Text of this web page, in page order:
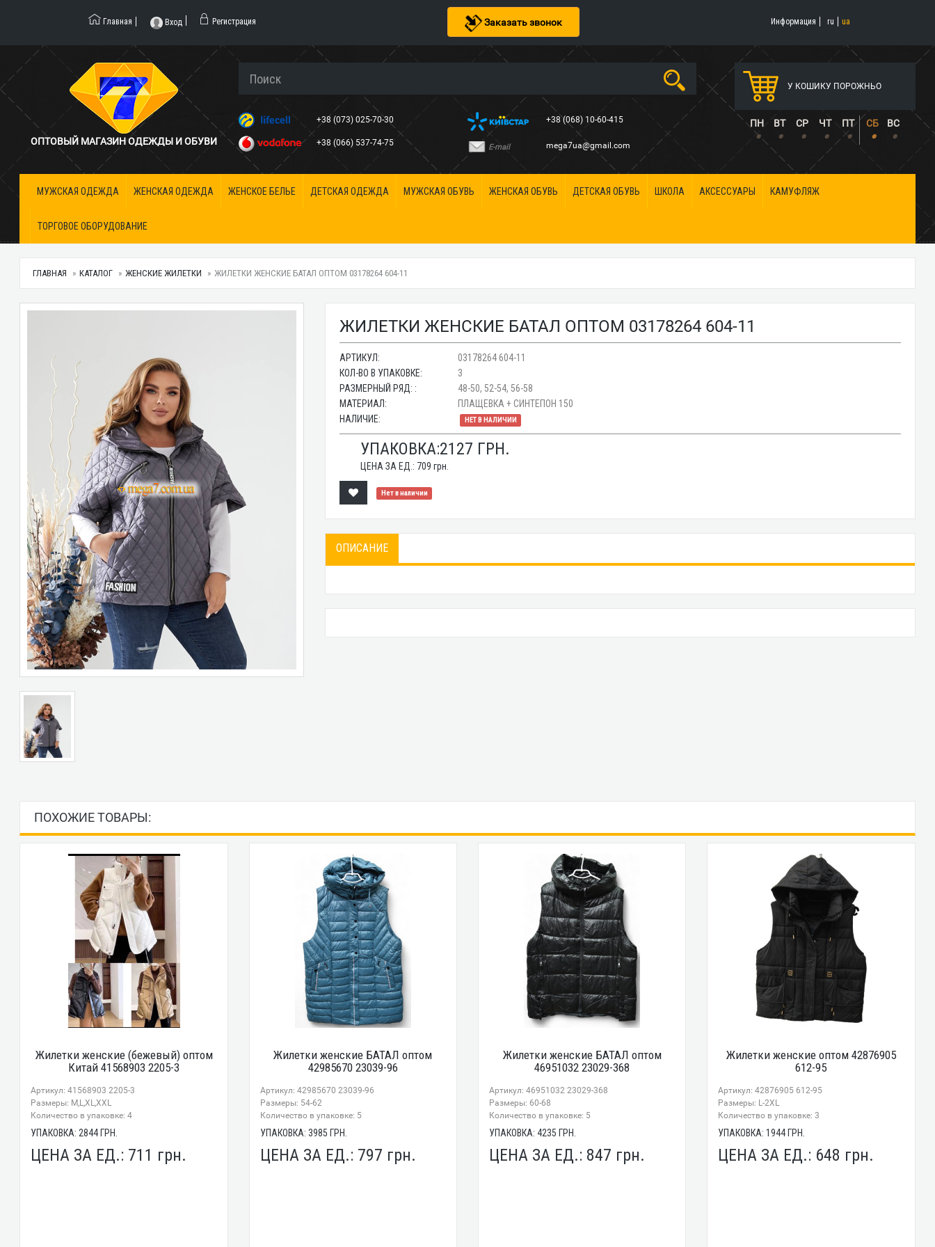
Заказать звонок
Главная Вход Регистрация Информация ru ua
ОПТОВЫЙ МАГАЗИН ОДЕЖДЫ И ОБУВИ
+38 (073) 025-70-30
+38 (066) 537-74-75
+38 (068) 10-60-415
E-mail mega7ua@gmail.com
У КОШИКУ ПОРОЖНЬО
ПН ВТ СР ЧТ ПТ СБ ВС
• • • • • • •
МУЖСКАЯ ОДЕЖДА ЖЕНСКАЯ ОДЕЖДА ЖЕНСКОЕ БЕЛЬЕ ДЕТСКАЯ ОДЕЖДА МУЖСКАЯ ОБУВЬ ЖЕНСКАЯ ОБУВЬ ДЕТСКАЯ ОБУВЬ ШКОЛА АКСЕССУАРЫ КАМУФЛЯЖ
ТОРГОВОЕ ОБОРУДОВАНИЕ
ГЛАВНАЯ КАТАЛОГ ЖЕНСКИЕ ЖИЛЕТКИ ЖИЛЕТКИ ЖЕНСКИЕ БАТАЛ ОПТОМ 03178264 604-11
ЖИЛЕТКИ ЖЕНСКИЕ БАТАЛ ОПТОМ 03178264 604-11
АРТИКУЛ:
03178264 604-11
КОЛ-ВО В УПАКОВКЕ:
3
РАЗМЕРНЫЙ РЯД: :
48-50, 52-54, 56-58
МАТЕРИАЛ:
ПЛАЩЕВКА + СИНТЕПОН 150
НАЛИЧИЕ:
НЕТ В НАЛИЧИИ
УПАКОВКА:2127 ГРН.
ЦЕНА ЗА ЕД.: 709 грн.
Нет в наличии
ОПИСАНИЕ
ПОХОЖИЕ ТОВАРЫ:
Жилетки женские (бежевый) оптом
Китай 41568903 2205-3
Артикул: 41568903 2205-3
Размеры: M,L,XL,XXL
Количество в упаковке: 4
УПАКОВКА:2844 ГРН.
ЦЕНА ЗА ЕД.: 711 грн.
Жилетки женские БАТАЛ оптом
42985670 23039-96
Артикул: 42985670 23039-96
Размеры: 54-62
Количество в упаковке: 5
УПАКОВКА: 3985 ГРН.
ЦЕНА ЗА ЕД.: 797 грн.
Жилетки женские БАТАЛ оптом
46951032 23029-368
Артикул: 46951032 23029-368
Размеры: 60-68
Количество в упаковке: 5
УПАКОВКА: 4235 ГРН.
ЦЕНА ЗА ЕД.: 847 грн.
Жилетки женские оптом 42876905
612-95
Артикул: 42876905 612-95
Размеры: L-2XL
Количество в упаковке: 3
УПАКОВКА:1944 ГРН.
ЦЕНА ЗА ЕД.: 648 грн.